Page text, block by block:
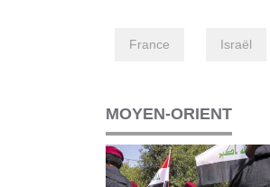
France Israël
MOYEN-ORIENT